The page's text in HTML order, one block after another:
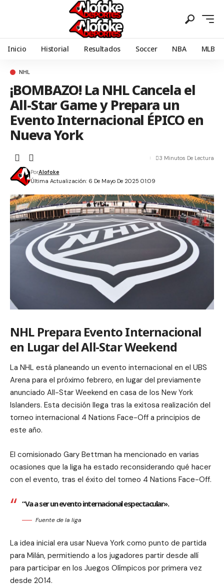
Inicio Historial Resultados Soccer NBA MLB
NHL
¡BOMBAZO! La NHL Cancela el
All-Star Game y Prepara un
Evento Internacional ÉPICO en
Nueva York
Última Actualización: 6 De Mayo De 2025 01:09
PorAlofoke
3 Minutos De Lectura
NHL Prepara Evento Internacional
en Lugar del All-Star Weekend
La NHL está planeando un evento internacional en el UBS
Arena para el próximo febrero, en lugar del previamente
anunciado All-Star Weekend en casa de los New York
Islanders. Esta decisión llega tras la exitosa realización del
torneo internacional 4 Nations Face-Off a principios de
este año.
El comisionado Gary Bettman ha mencionado en varias
ocasiones que la liga ha estado reconsiderando qué hacer
con el evento, tras el éxito del torneo 4 Nations Face-Off.
“Va a ser un evento internacional espectacular».
Fuente de la liga
La idea inicial era usar Nueva York como punto de partida
para Milán, permitiendo a los jugadores partir desde allí
para participar en los Juegos Olímpicos por primera vez
desde 2014.